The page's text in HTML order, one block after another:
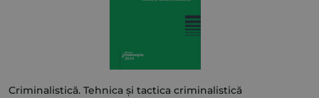
Criminalistică. Tehnica și tactica criminalistică